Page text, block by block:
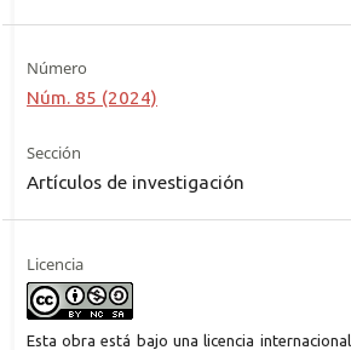
Número
Núm. 85 (2024)
Sección
Artículos de investigación
Licencia
Esta obra está bajo una licencia internacional